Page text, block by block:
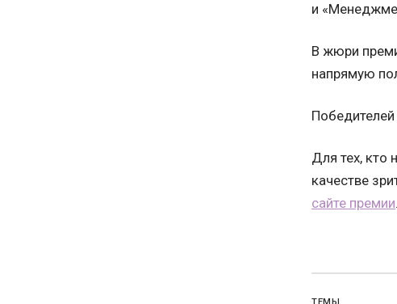
и
В жюри
напрямую
Для тех, кто
качестве
сайте премии.